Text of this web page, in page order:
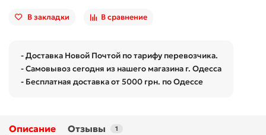
В закладки В сравнение
- Доставка Новой Почтой по тарифу перевозчика.
- Самовывоз сегодня из нашего магазина г. Одесса
- Бесплатная доставка от 5000 грн. по Одессе
Описание Отзывы 1